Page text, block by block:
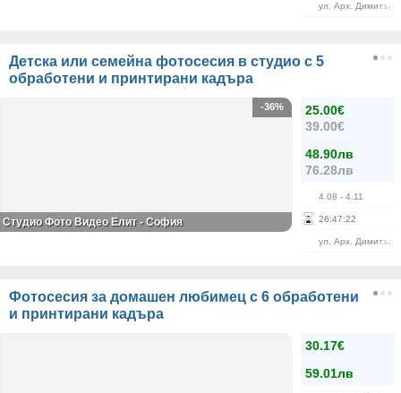
ул. Арх. Димитър
Детска или семейна фотосесия в студио с 5
обработени и принтирани кадъра
25.00€
39.00€
48.90лв
76.28лв
4.08 - 4.11
26:47:22
ул. Арх. Димитър
-36%
Студио Фото Видео Елит - София
Фотосесия за домашен любимец с 6 обработени
и принтирани кадъра
30.17€
59.01лв